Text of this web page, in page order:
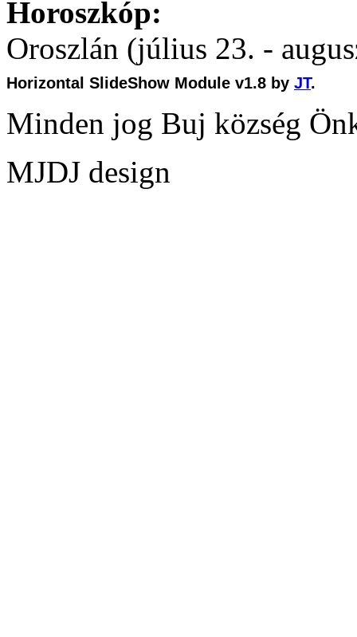
Horoszkóp:
Oroszlán (július 23. -
Horizontal SlideShow Module v1.8 by JT.
Minden jog Buj község
MJDJ design